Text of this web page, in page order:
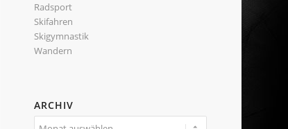
Radsport
Skifahren
Skigymnastik
Wandern
ARCHIV